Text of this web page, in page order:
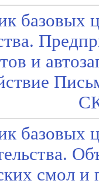
базовых
и
базовых
смол и